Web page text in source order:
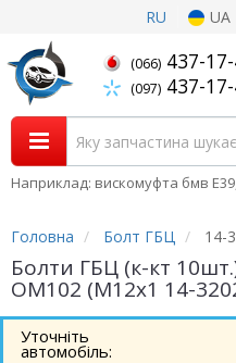
RU UA
(066) 437-
(097) 437-
Наприклад: вискомуфта бмв
Головна Болт ГБЦ 14-
Болти ГБЦ (к-кт
OM102 (M12x1 14-
Уточніть
автомобіль: